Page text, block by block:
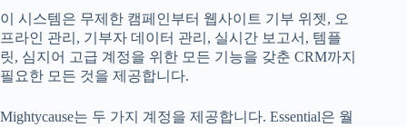
이 시스템은 무제한 캠페인부터 웹사이트 기부 위젯, 오
프라인 관리, 기부자 데이터 관리, 실시간 보고서, 템플
릿, 심지어 고급 계정을 위한 모든 기능을 갖춘 CRM까지
필요한 모든 것을 제공합니다.
Mightycause는 두 가지 계정을 제공합니다. Essential은 월